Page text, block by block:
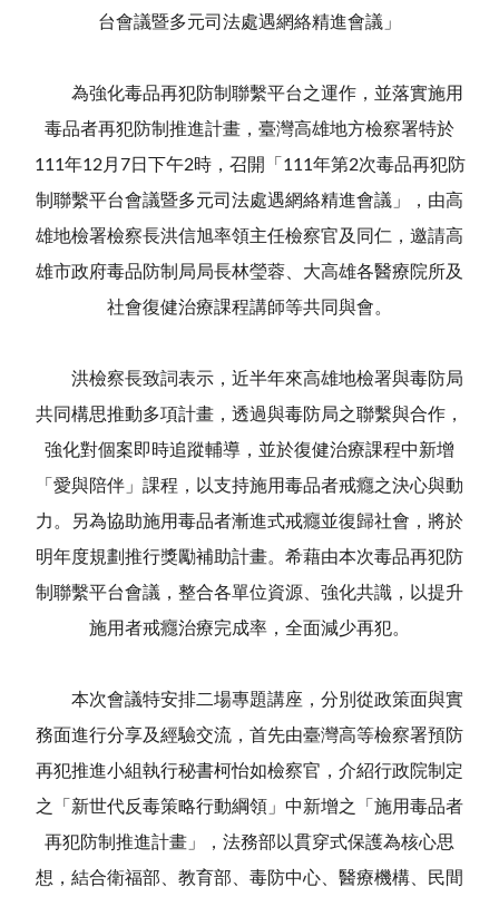
台會議暨多元司法處遇網絡精進會議」
為強化毒品再犯防制聯繫平台之運作，並落實施用
毒品者再犯防制推進計畫，臺灣高雄地方檢察署特於
111年12月7日下午2時，召開「111年第2次毒品再犯防
制聯繫平台會議暨多元司法處遇網絡精進會議」，由高
雄地檢署檢察長洪信旭率領主任檢察官及同仁，邀請高
雄市政府毒品防制局局長林瑩蓉、大高雄各醫療院所及
社會復健治療課程講師等共同與會。
洪檢察長致詞表示，近半年來高雄地檢署與毒防局
共同構思推動多項計畫，透過與毒防局之聯繫與合作，
強化對個案即時追蹤輔導，並於復健治療課程中新增
「愛與陪伴」課程，以支持施用毒品者戒癮之決心與動
力。另為協助施用毒品者漸進式戒癮並復歸社會，將於
明年度規劃推行獎勵補助計畫。希藉由本次毒品再犯防
制聯繫平台會議，整合各單位資源、強化共識，以提升
施用者戒癮治療完成率，全面減少再犯。
本次會議特安排二場專題講座，分別從政策面與實
務面進行分享及經驗交流，首先由臺灣高等檢察署預防
再犯推進小組執行秘書柯怡如檢察官，介紹行政院制定
之「新世代反毒策略行動綱領」中新增之「施用毒品者
再犯防制推進計畫」，法務部以貫穿式保護為核心思
想，結合衛福部、教育部、毒防中心、醫療機構、民間